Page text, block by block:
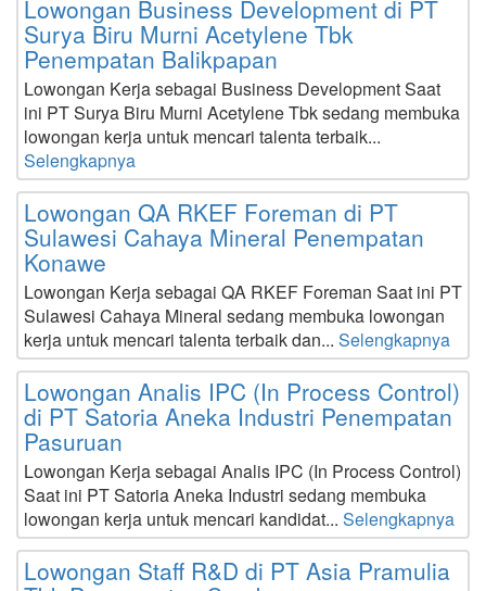
Lowongan Business Development di PT
Surya Biru Murni Acetylene Tbk
Penempatan Balikpapan
Lowongan Kerja sebagai Business Development Saat
ini PT Surya Biru Murni Acetylene Tbk sedang membuka
lowongan kerja untuk mencari talenta terbaik...
Selengkapnya
Lowongan QA RKEF Foreman di PT
Sulawesi Cahaya Mineral Penempatan
Konawe
Lowongan Kerja sebagai QA RKEF Foreman Saat ini PT
Sulawesi Cahaya Mineral sedang membuka lowongan
kerja untuk mencari talenta terbaik dan... Selengkapnya
Lowongan Analis IPC (In Process Control)
di PT Satoria Aneka Industri Penempatan
Pasuruan
Lowongan Kerja sebagai Analis IPC (In Process Control)
Saat ini PT Satoria Aneka Industri sedang membuka
lowongan kerja untuk mencari kandidat... Selengkapnya
Lowongan Staff R&D di PT Asia Pramulia